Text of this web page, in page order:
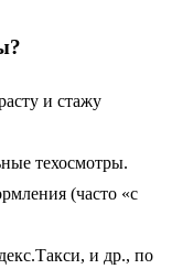
и стажу
техосмотры.
(часто «с
и др., по